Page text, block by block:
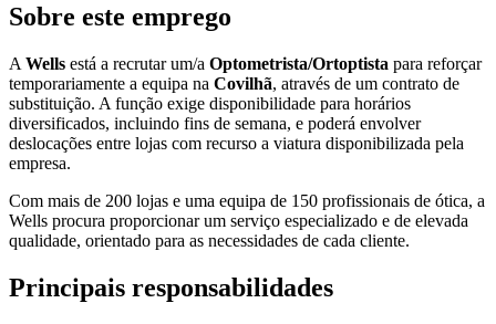
Sobre este emprego
A Wells está a recrutar um/a Optometrista/Ortoptista para reforçar
temporariamente a equipa na Covilhã, através de um contrato de
substituição. A função exige disponibilidade para horários
diversificados, incluindo fins de semana, e poderá envolver
deslocações entre lojas com recurso a viatura disponibilizada pela
empresa.
Com mais de 200 lojas e uma equipa de 150 profissionais de ótica, a
Wells procura proporcionar um serviço especializado e de elevada
qualidade, orientado para as necessidades de cada cliente.
Principais responsabilidades